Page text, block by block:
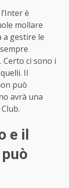
è
mollare
a gestire le
Certo ci sono i
Il
può
avrà una
e il